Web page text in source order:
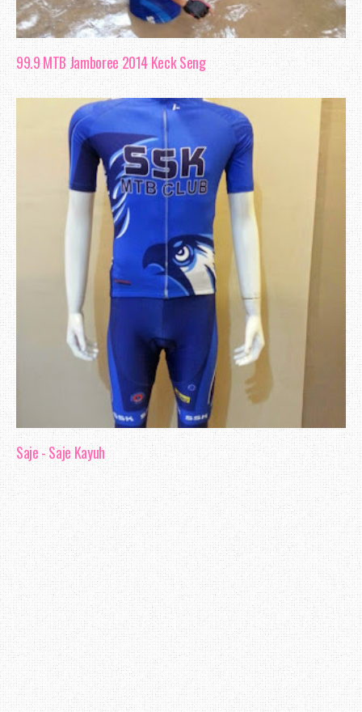
99.9 MTB Jamboree 2014 Keck Seng
Saje - Saje Kayuh